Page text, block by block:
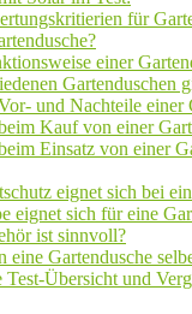
für
einer
Gartenduschen
und Nachteile einer
Kauf von einer
Einsatz von einer
eignet sich bei
eignet sich für eine
ist sinnvoll?
eine Gartendusche
Test-Übersicht und